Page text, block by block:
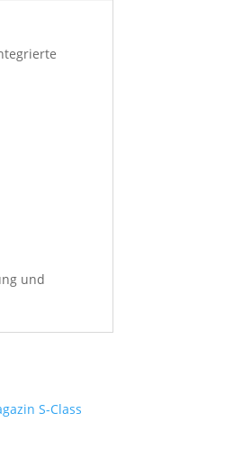
und